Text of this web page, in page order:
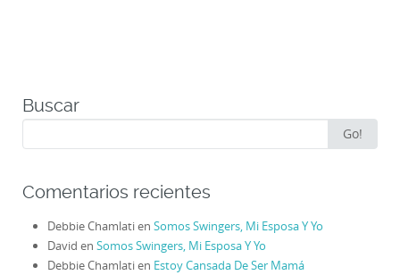
Buscar
for:
Go!
Comentarios recientes
Debbie Chamlatien Somos Swingers, Mi Esposa Y Yo
David en Somos Swingers, Mi Esposa Y Yo
Debbie Chamlatien Estoy Cansada De Ser Mamá